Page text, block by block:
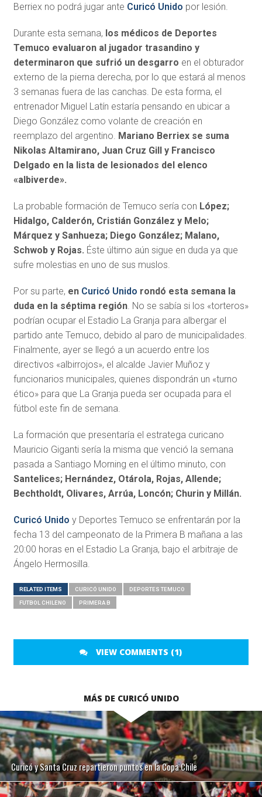
Berriex no podrá jugar ante Curicó Unido por lesión.
Durante esta semana, los médicos de Deportes
Temuco evaluaron al jugador trasandino y
determinaron que sufrió un desgarro en el obturador
externo de la pierna derecha, por lo que estará al menos
3 semanas fuera de las canchas. De esta forma, el
entrenador Miguel Latín estaría pensando en ubicar a
Diego González como volante de creación en
reemplazo del argentino. Mariano Berriex se suma
Nikolas Altamirano, Juan Cruz Gill y Francisco
Delgado en la lista de lesionados del elenco
«albiverde».
La probable formación de Temuco sería con López;
Hidalgo, Calderón, Cristián González y Melo;
Márquez y Sanhueza; Diego González; Malano,
Schwob y Rojas. Éste último aún sigue en duda ya que
sufre molestias en uno de sus muslos.
Por su parte, en Curicó Unido rondó esta semana la
duda en la séptima región. No se sabía si los «torteros»
podrían ocupar el Estadio La Granja para albergar el
partido ante Temuco, debido al paro de municipalidades.
Finalmente, ayer se llegó a un acuerdo entre los
directivos «albirrojos», el alcalde Javier Muñoz y
funcionarios municipales, quienes dispondrán un «turno
ético» para que La Granja pueda ser ocupada para el
fútbol este fin de semana.
La formación que presentaría el estratega curicano
Mauricio Giganti sería la misma que venció la semana
pasada a Santiago Morning en el último minuto, con
Santelices; Hernández, Otárola, Rojas, Allende;
Bechtholdt, Olivares, Arrúa, Loncón; Churin y Millán.
Curicó Unido y Deportes Temuco se enfrentarán por la
fecha 13 del campeonato de la Primera B mañana a las
20:00 horas en el Estadio La Granja, bajo el arbitraje de
Ángelo Hermosilla.
RELATED ITEMS CURICÓ UNIDO DEPORTES TEMUCO
FUTBOL CHILENO PRIMERA B
VIEW COMMENTS (1)
MÁS DE CURICÓ UNIDO
Curicó y Santa Cruz repartieron puntos en la Copa Chile